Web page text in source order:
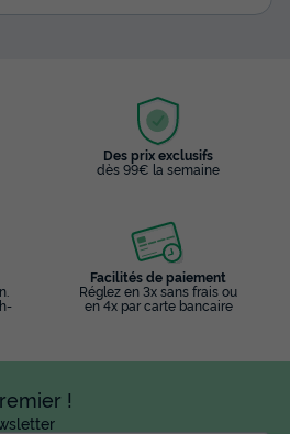
Des prix exclusifs
dès 99€ la semaine
Facilités de paiement
Réglez en 3x sans frais ou
en 4x par carte bancaire
!